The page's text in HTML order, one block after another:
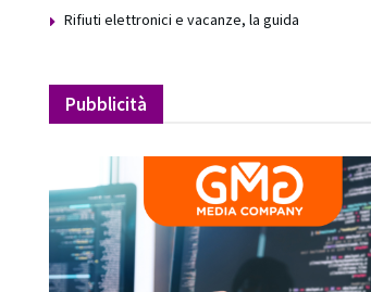
Rifiuti elettronici e vacanze, la guida
Pubblicità